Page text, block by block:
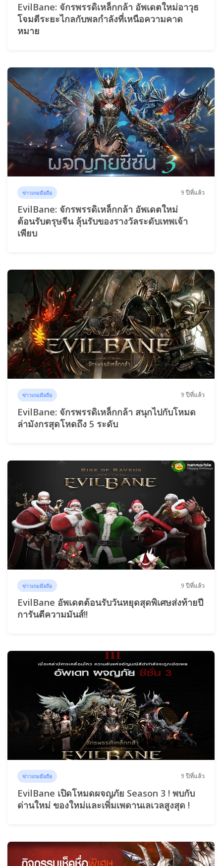
EvilBane: จักรพรรดิเหล็กกล้า อัพเดตใหม่อาวุธ
โจมตีระยะไกลกับพลกำลังที่เหนือความคาด
หมาย
ข่าวเกมมือถือ 9 ปีที่แล้ว
EvilBane: จักรพรรดิเหล็กกล้า อัพเดตใหม่
ต้อนรับตรุษจีน ลุ้นรับของรางวัลระดับเทพเจ้า
เพียบ
ข่าวเกมมือถือ 9 ปีที่แล้ว
EvilBane: จักรพรรดิเหล็กกล้า สนุกไปกับโหมด
ล่ามังกรสุดโหดถึง 5 ระดับ
ข่าวเกมมือถือ 9 ปีที่แล้ว
EvilBane อัพเดตต้อนรับวันหยุดสุดพิเศษส่งท้ายปี
การันตีความมันส์!!
ข่าวเกมมือถือ 9 ปีที่แล้ว
EvilBane เปิดโหมดผจญภัย Season 3 ! พบกับ
ด่านใหม่ ของใหม่และเพิ่มเพดานเลเวลสูงสุด !